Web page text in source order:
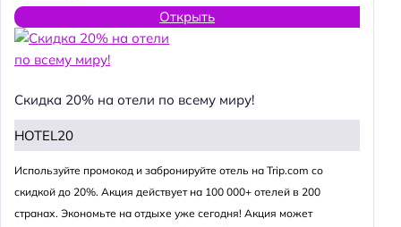
Открыть
Скидка 20% на отели по всему миру!
HOTEL20
Используйте промокод и забронируйте отель на Trip.com со
скидкой до 20%. Акция действует на 100 000+ отелей в 200
странах. Экономьте на отдыхе уже сегодня! Акция может